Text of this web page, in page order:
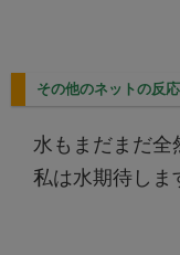
その他のネットの反
水もまだまだ全
私は水期待しま